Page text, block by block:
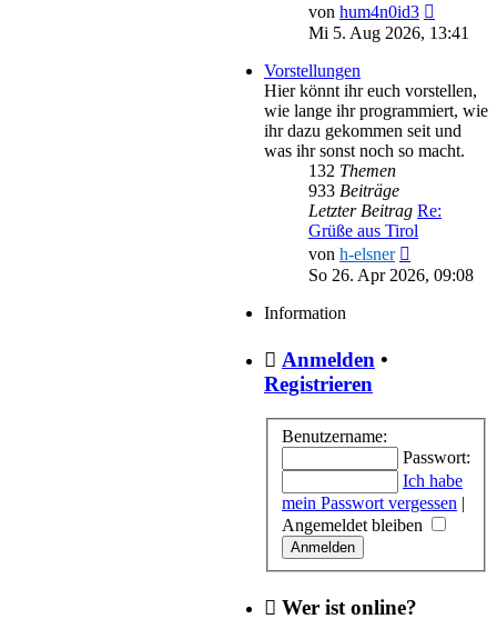
von hum4n0id3
Beitrag
Mi 5. Aug 2026, 13:41
Vorstellungen
Hier könnt ihr euch vorstellen,
wie lange ihr programmiert, wie
ihr dazu gekommen seit und
was ihr sonst noch so macht.
132 Themen
933 Beiträge
Letzter Beitrag Re:
Grüße aus Tirol
von h-elsner
Beitrag
So 26. Apr 2026, 09:08
Information
Anmelden •
Registrieren
Benutzername:
Passwort:
Ich habe
mein Passwort vergessen |
Angemeldet bleiben
Wer ist online?